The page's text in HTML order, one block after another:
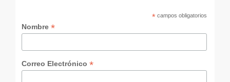
*campos obligatorios
Nombre *
Correo Electrónico *